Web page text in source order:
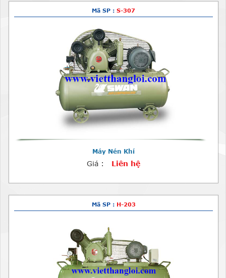
Mã SP : S-307
Máy Nén Khí
Giá : Liên hệ
Mã SP : H-203